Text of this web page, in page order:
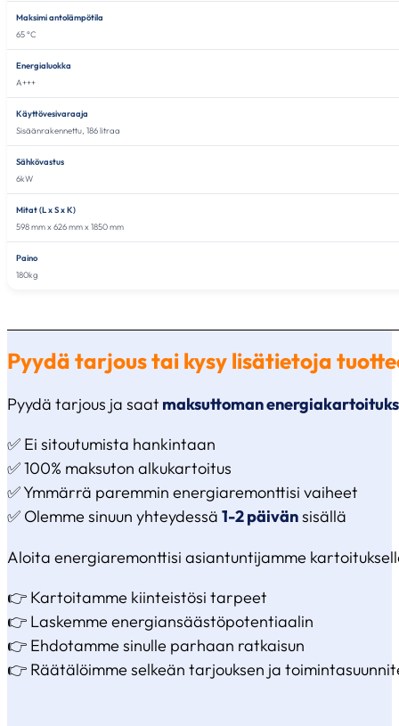
Maksimi antolämpötila
65 °C
Energialuokka
A+++
Käyttövesivaraaja
Sisäänrakennettu, 186 litraa
Sähkövastus
6kW
Mitat (L x S x K)
598 mm x 626 mm x 1850 mm
Paino
180kg
Pyydä tarjous tai kysy lisätietoja
Pyydä tarjous ja saat maksuttoman
✅ Ei sitoutumista hankintaan
✅ 100% maksuton alkukartoitus
✅ Ymmärrä paremmin energiaremonttisi vaiheet
✅ Olemme sinuun yhteydessä 1-2 päivänsisällä
Aloita energiaremonttisi asiantuntijamme
👉 Kartoitamme kiinteistösi tarpeet
👉 Laskemme energiansäästöpotentiaalin
👉 Ehdotamme sinulle parhaan ratkaisun
👉 Räätälöimme selkeän tarjouksen ja